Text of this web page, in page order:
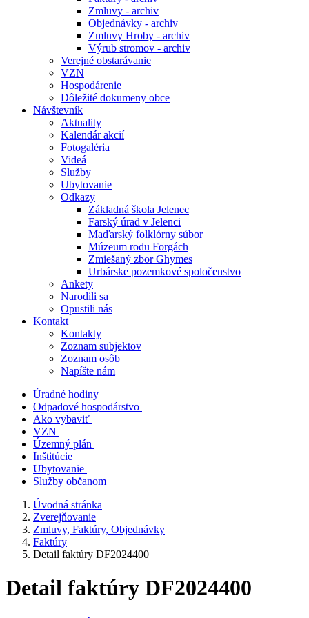
Zmluvy - archiv
Objednávky - archiv
Zmluvy Hroby - archiv
Výrub stromov - archiv
Verejné obstarávanie
VZN
Hospodárenie
Dôležité dokumeny obce
Návštevník
Aktuality
Kalendár akcií
Fotogaléria
Videá
Služby
Ubytovanie
Odkazy
Základná škola Jelenec
Farský úrad v Jelenci
Maďarský folklórny súbor
Múzeum rodu Forgách
Zmiešaný zbor Ghymes
Urbárske pozemkové spoločenstvo
Ankety
Narodili sa
Opustili nás
Kontakt
Kontakty
Zoznam subjektov
Zoznam osôb
Napíšte nám
Úradné hodiny
Odpadové hospodárstvo
Ako vybaviť
VZN
Územný plán
Inštitúcie
Ubytovanie
Služby občanom
Úvodná stránka
Zverejňovanie
Zmluvy, Faktúry, Objednávky
Faktúry
Detail faktúry DF2024400
Detail faktúry DF2024400